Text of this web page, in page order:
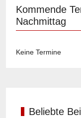
Kommende
Nachmittag
Keine Termine
Beliebte